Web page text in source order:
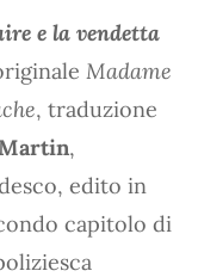
e la vendetta
Madame
, traduzione
,
edito in
capitolo di